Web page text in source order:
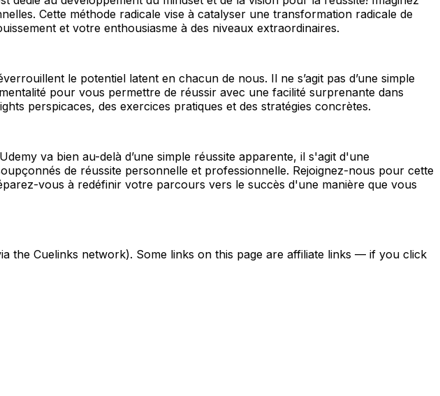
Cette méthode radicale vise à catalyser une transformation radicale de
et votre enthousiasme à des niveaux extraordinaires.
le potentiel latent en chacun de nous. Il ne s’agit pas d’une simple
pour vous permettre de réussir avec une facilité surprenante dans
perspicaces, des exercices pratiques et des stratégies concrètes.
va bien au-delà d’une simple réussite apparente, il s'agit d'une
de réussite personnelle et professionnelle. Rejoignez-nous pour cette
vous à redéfinir votre parcours vers le succès d'une manière que vous
the Cuelinks network). Some links on this page are affiliate links — if you click